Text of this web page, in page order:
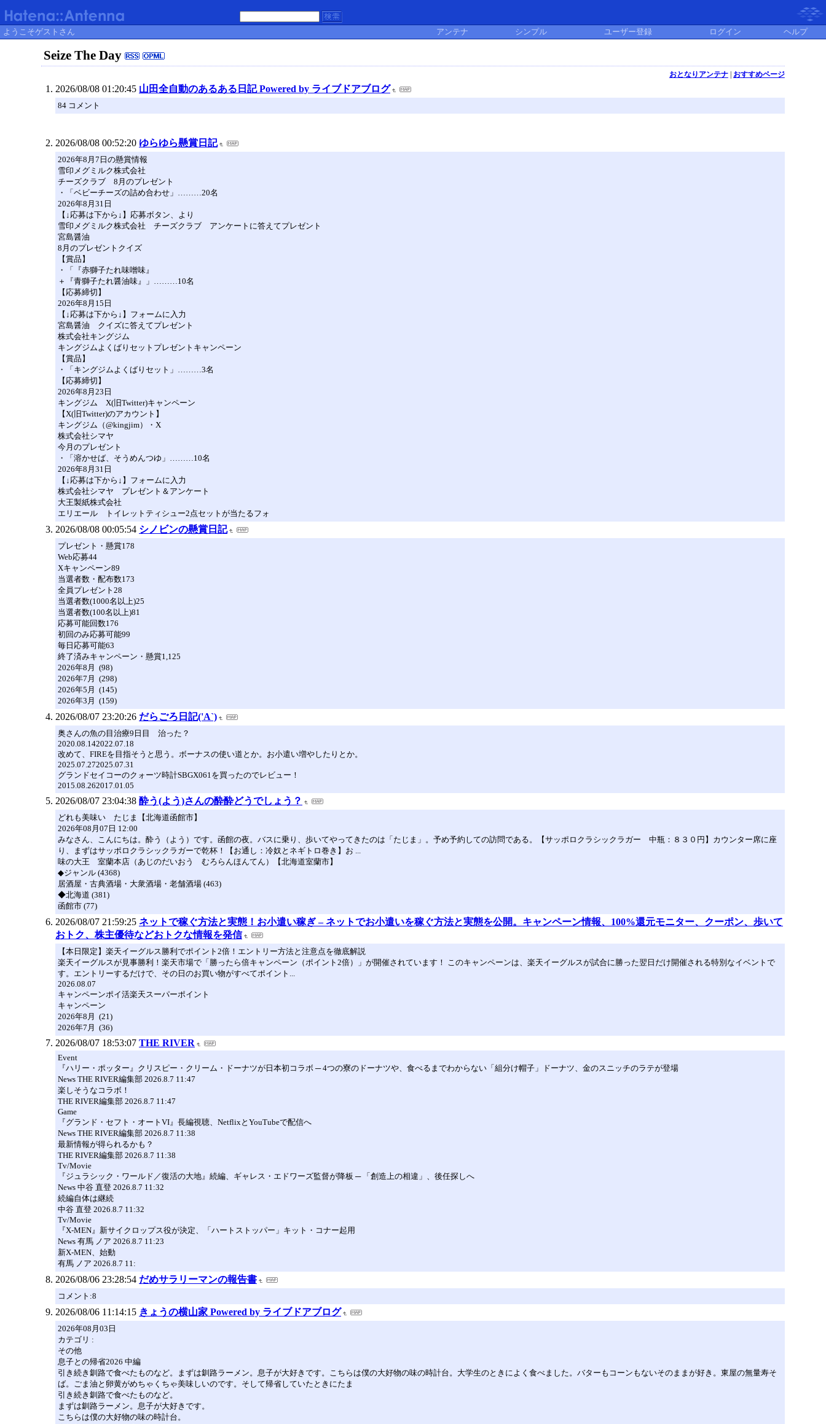
ようこそゲストさん アンテナ シンプル ユーザー登録 ログイン ヘルプ
Seize The Day
おとなりアンテナ| おすすめページ
2026/08/08 01:20:45 山田全自動のあるある日記 Powered by ライブドアブログ
84 コメント
2026/08/08 00:52:20 ゆらゆら懸賞日記
2026年8月7日の懸賞情報
雪印メグミルク株式会社
チーズクラブ 8月のプレゼント
・「ベビーチーズの詰め合わせ」………20名
2026年8月31日
【↓応募は下から↓】応募ボタン、より
雪印メグミルク株式会社 チーズクラブ アンケートに答えてプレゼント
宮島醤油
8月のプレゼントクイズ
【賞品】
・「『赤獅子たれ味噌味』
＋『青獅子たれ醤油味』」………10名
【応募締切】
2026年8月15日
【↓応募は下から↓】フォームに入力
宮島醤油 クイズに答えてプレゼント
株式会社キングジム
キングジムよくばりセットプレゼントキャンペーン
【賞品】
・「キングジムよくばりセット」………3名
【応募締切】
2026年8月23日
キングジム X(旧Twitter)キャンペーン
【X(旧Twitter)のアカウント】
キングジム（@kingjim）・X
株式会社シマヤ
今月のプレゼント
・「溶かせば、そうめんつゆ」………10名
2026年8月31日
【↓応募は下から↓】フォームに入力
株式会社シマヤ プレゼント＆アンケート
大王製紙株式会社
エリエール トイレットティシュー2点セットが当たるフォ
2026/08/08 00:05:54 シノビンの懸賞日記
プレゼント・懸賞178
Web応募44
Xキャンペーン89
当選者数・配布数173
全員プレゼント28
当選者数(1000名以上)25
当選者数(100名以上)81
応募可能回数176
初回のみ応募可能99
毎日応募可能63
終了済みキャンペーン・懸賞1,125
2026年8月 (98)
2026年7月 (298)
2026年5月 (145)
2026年3月 (159)
2026/08/07 23:20:26 だらごろ日記('A`)
奥さんの魚の目治療9日目 治った？
2020.08.142022.07.18
改めて、FIREを目指そうと思う。ボーナスの使い道とか。お小遣い増やしたりとか。
2025.07.272025.07.31
グランドセイコーのクォーツ時計SBGX061を買ったのでレビュー！
2015.08.262017.01.05
2026/08/07 23:04:38 酔う(よう)さんの酔酔どうでしょう？
どれも美味い たじま【北海道函館市】
2026年08月07日 12:00
みなさん、こんにちは。酔う（よう）です。函館の夜。バスに乗り、歩いてやってきたのは「たじま」。予め予約しての訪問である。【サッポロクラシックラガー 中瓶：８３０円】カウンター席に座
り、まずはサッポロクラシックラガーで乾杯！【お通し：冷奴とネギトロ巻き】お ...
味の大王 室蘭本店（あじのだいおう むろらんほんてん）【北海道室蘭市】
◆ジャンル (4368)
居酒屋・古典酒場・大衆酒場・老舗酒場 (463)
◆北海道 (381)
函館市 (77)
2026/08/07 21:59:25 ネットで稼ぐ方法と実態！お小遣い稼ぎ – ネットでお小遣いを稼ぐ方法と実態を公開。キャンペーン情報、100%還元モニター、クーポン、歩いて
おトク、株主優待などおトクな情報を発信
【本日限定】楽天イーグルス勝利でポイント2倍！エントリー方法と注意点を徹底解説
楽天イーグルスが見事勝利！楽天市場で「勝ったら倍キャンペーン（ポイント2倍）」が開催されています！ このキャンペーンは、楽天イーグルスが試合に勝った翌日だけ開催される特別なイベントで
す。エントリーするだけで、その日のお買い物がすべてポイント...
2026.08.07
キャンペーンポイ活楽天スーパーポイント
キャンペーン
2026年8月 (21)
2026年7月 (36)
2026/08/07 18:53:07 THE RIVER
Event
『ハリー・ポッター』クリスピー・クリーム・ドーナツが日本初コラボ ─ 4つの寮のドーナツや、食べるまでわからない「組分け帽子」ドーナツ、金のスニッチのラテが登場
News THE RIVER編集部 2026.8.7 11:47
楽しそうなコラボ！
THE RIVER編集部 2026.8.7 11:47
Game
『グランド・セフト・オートVI』長編視聴、NetflixとYouTubeで配信へ
News THE RIVER編集部 2026.8.7 11:38
最新情報が得られるかも？
THE RIVER編集部 2026.8.7 11:38
Tv/Movie
『ジュラシック・ワールド／復活の大地』続編、ギャレス・エドワーズ監督が降板 ─ 「創造上の相違」、後任探しへ
News 中谷 直登 2026.8.7 11:32
続編自体は継続
中谷 直登 2026.8.7 11:32
Tv/Movie
『X-MEN』新サイクロップス役が決定、「ハートストッパー」キット・コナー起用
News 有馬 ノア 2026.8.7 11:23
新X-MEN、始動
有馬 ノア 2026.8.7 11:
2026/08/06 23:28:54 だめサラリーマンの報告書
コメント:8
2026/08/06 11:14:15 きょうの横山家 Powered by ライブドアブログ
2026年08月03日
カテゴリ :
その他
息子との帰省2026 中編
引き続き釧路で食べたものなど。まずは釧路ラーメン。息子が大好きです。こちらは僕の大好物の味の時計台。大学生のときによく食べました。バターもコーンもないそのままが好き。東屋の無量寿そ
ば。ごま油と卵黄がめちゃくちゃ美味しいのです。そして帰省していたときにたま
引き続き釧路で食べたものなど。
まずは釧路ラーメン。息子が大好きです。
こちらは僕の大好物の味の時計台。